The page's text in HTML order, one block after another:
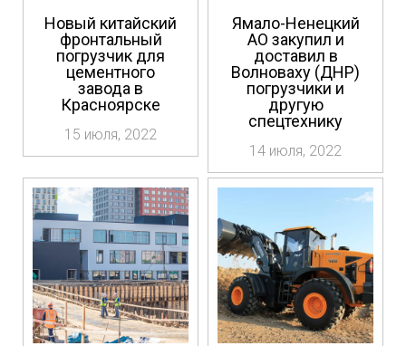
Новый китайский
фронтальный
погрузчик для
цементного
завода в
Красноярске
15 июля, 2022
Ямало-Ненецкий
АО закупил и
доставил в
Волноваху (ДНР)
погрузчики и
другую
спецтехнику
14 июля, 2022